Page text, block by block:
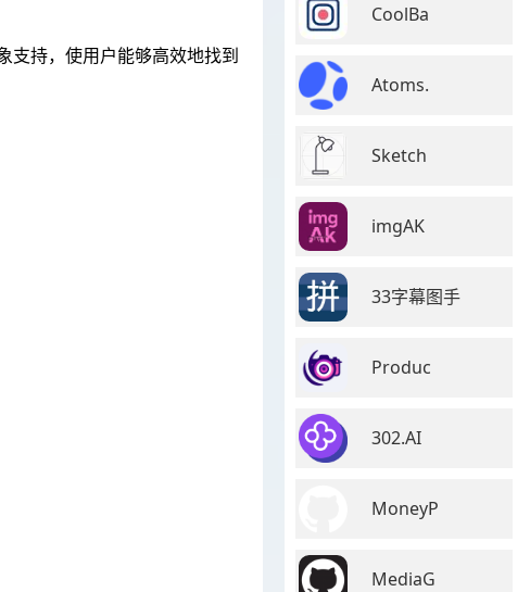
支持，使用户能够高效地找到
CoolBa
Atoms.
Sketch
imgAK
33字幕图手
Produc
302.AI
MoneyP
MediaG